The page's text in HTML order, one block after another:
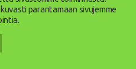
parantamaan sivujemme